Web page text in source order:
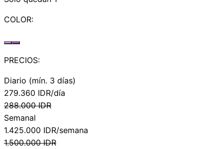
COLOR:
PRECIOS:
Diario (mín. 3 días)
279.360 IDR/día
288.000 IDR
Semanal
1.425.000 IDR/semana
1.500.000 IDR